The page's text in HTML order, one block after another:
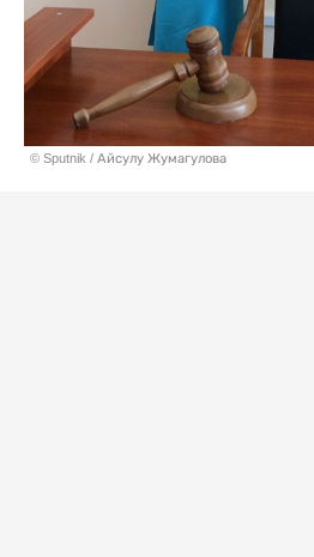
© Sputnik / Айсулу Жумагулова